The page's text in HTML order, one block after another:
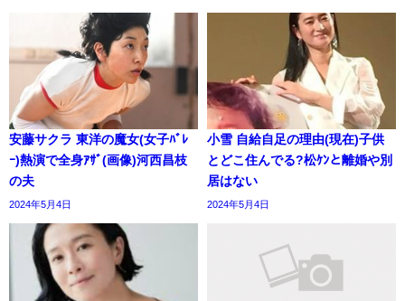
安藤サクラ 東洋の魔女(女子ﾊﾞﾚ
ｰ)熱演で全身ｱｻﾞ(画像)河西昌枝
の夫
2024年5月4日
小雪 自給自足の理由(現在)子供
とどこ住んでる?松ｹﾝと離婚や別
居はない
2024年5月4日